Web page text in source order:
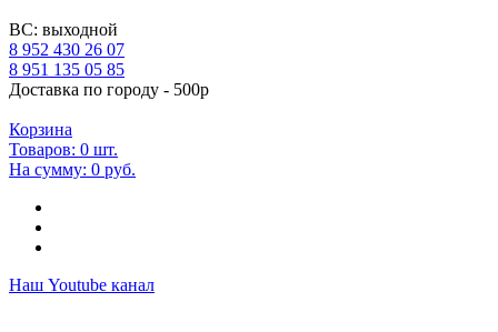
ВС: выходной
8 952 430 26 07
8 951 135 05 85
Доставка по городу - 500р
Корзина
Товаров: 0 шт.
На сумму: 0 руб.
Наш Youtube канал